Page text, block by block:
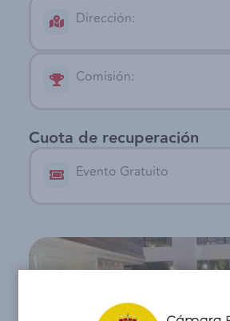
Dirección:
Comisión:
Cuota de recuperación
Evento Gratuito